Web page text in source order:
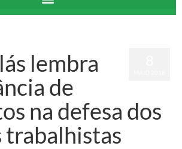
lembra
de
na defesa dos